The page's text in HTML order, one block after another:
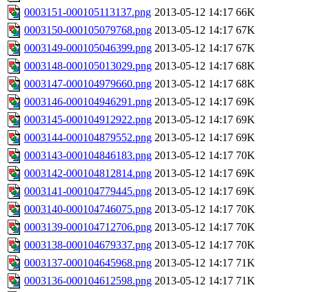
0003151-000105113137.png 2013-05-12 14:17 66K
0003150-000105079768.png 2013-05-12 14:17 67K
0003149-000105046399.png 2013-05-12 14:17 67K
0003148-000105013029.png 2013-05-12 14:17 68K
0003147-000104979660.png 2013-05-12 14:17 68K
0003146-000104946291.png 2013-05-12 14:17 69K
0003145-000104912922.png 2013-05-12 14:17 69K
0003144-000104879552.png 2013-05-12 14:17 69K
0003143-000104846183.png 2013-05-12 14:17 70K
0003142-000104812814.png 2013-05-12 14:17 69K
0003141-000104779445.png 2013-05-12 14:17 69K
0003140-000104746075.png 2013-05-12 14:17 70K
0003139-000104712706.png 2013-05-12 14:17 70K
0003138-000104679337.png 2013-05-12 14:17 70K
0003137-000104645968.png 2013-05-12 14:17 71K
0003136-000104612598.png 2013-05-12 14:17 71K